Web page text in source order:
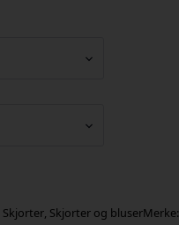
Skjorter, Skjorter og bluserMerke: